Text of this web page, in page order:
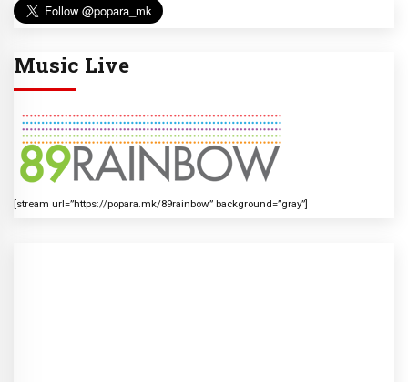
Music Live
[stream url=”https://popara.mk/89rainbow” background=”gray”]